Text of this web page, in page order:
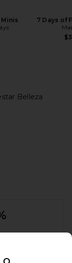
7 Days of
Belleza